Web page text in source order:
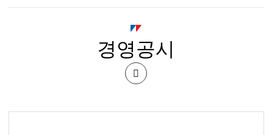
설
경영공시
유